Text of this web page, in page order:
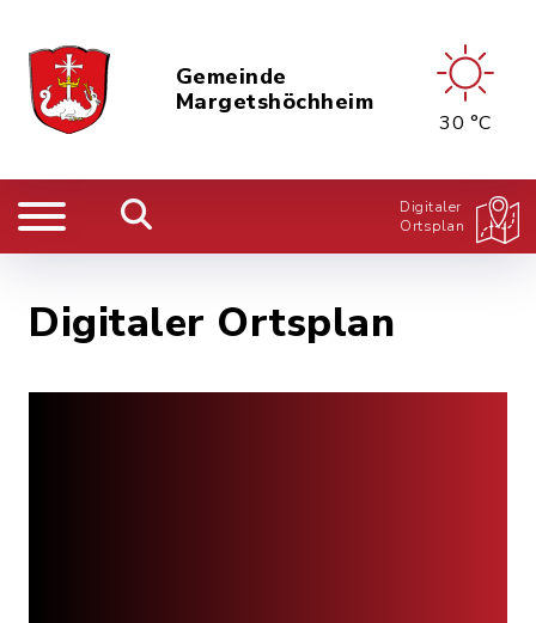
Gemeinde
Margetshöchheim
30 °C
Digitaler
Ortsplan
Digitaler Ortsplan